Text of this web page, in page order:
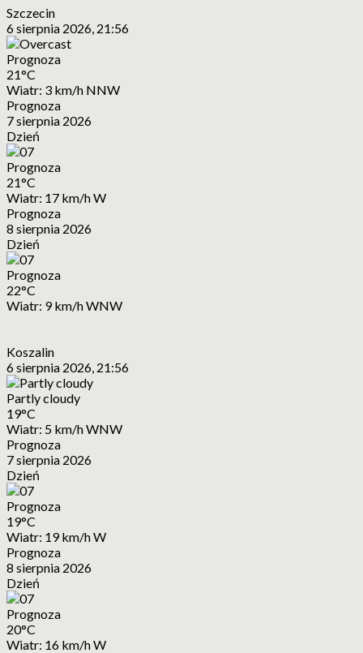
Szczecin
6 sierpnia 2026, 21:56
Prognoza
21°C
Wiatr: 3 km/h NNW
Prognoza
7 sierpnia 2026
Dzień
Prognoza
21°C
Wiatr: 17 km/h W
Prognoza
8 sierpnia 2026
Dzień
Prognoza
22°C
Wiatr: 9 km/h WNW
Koszalin
6 sierpnia 2026, 21:56
Partly cloudy
19°C
Wiatr: 5 km/h WNW
Prognoza
7 sierpnia 2026
Dzień
Prognoza
19°C
Wiatr: 19 km/h W
Prognoza
8 sierpnia 2026
Dzień
Prognoza
20°C
Wiatr: 16 km/h W